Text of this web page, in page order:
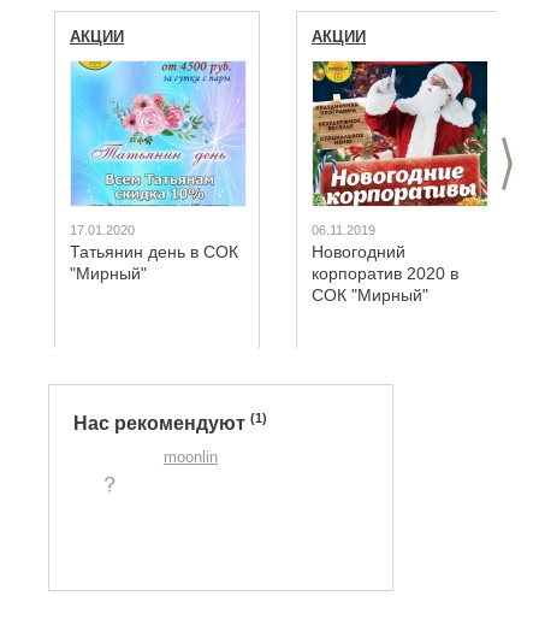
Отдельное
банкет по
чего нет в
вокруг:
вернемся к
>
АКЦИИ
17.01.2020
Татьянин день в СОК
"Мирный"
АКЦИИ
06.11.2019
Новогодний
корпоратив 2020 в
СОК "Мирный"
Нас рекомендуют (1)
moonlin